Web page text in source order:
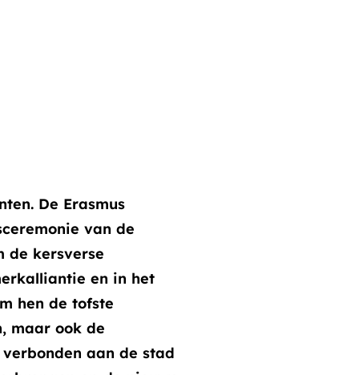
De Erasmus
van de
de kersverse
en in het
hen de tofste
maar ook de
aan de stad